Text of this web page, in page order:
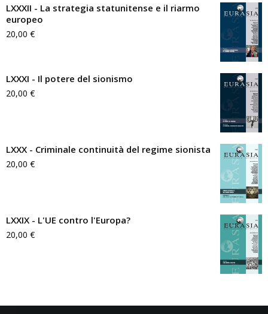
LXXXII - La strategia statunitense e il riarmo
europeo
20,00 €
LXXXI - Il potere del sionismo
20,00 €
LXXX - Criminale continuità del regime sionista
20,00 €
LXXIX - L'UE contro l'Europa?
20,00 €